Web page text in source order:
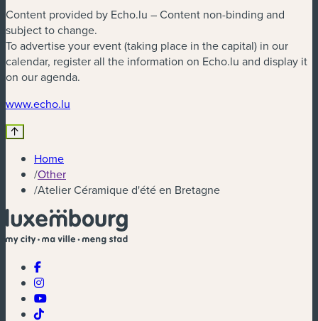
Content provided by Echo.lu – Content non-binding and
subject to change.
To advertise your event (taking place in the capital) in our
calendar, register all the information on Echo.lu and display it
on our agenda.
www.echo.lu
Home
/Other
/Atelier Céramique d'été en Bretagne